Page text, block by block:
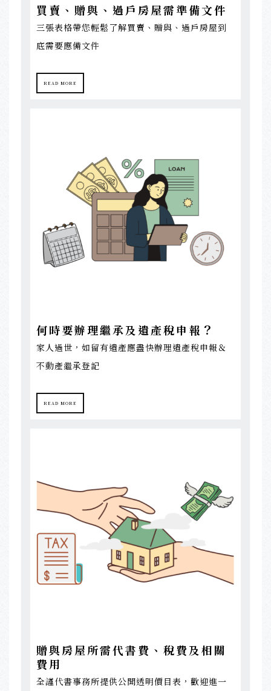
買賣、贈與、過戶房屋需準備文件
三張表格帶您輕鬆了解買賣、贈與、過戶房屋到
底需要應備文件
READ MORE
何時要辦理繼承及遺產稅申報 ？
家人過世，如留有遺產應盡快辦理遺產稅申報＆
不動產繼承登記
READ MORE
贈與房屋所需代書費、稅費及相關
費用
全謹代書事務所提供公開透明價目表，歡迎進一